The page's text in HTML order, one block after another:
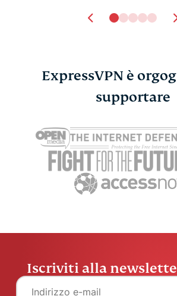
Trova gli Easter Egg nei
ExpressVPN è
supportare
Iscriviti alla